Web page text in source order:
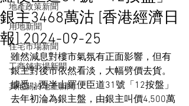
地產政策新聞
用地新聞
住宅市場新聞
工商舖市場新聞
其他關於地產新聞
銀主3468萬沽 [香港經濟日
報] 2024-09-25
雖然減息對樓市氣氛有正面影響，但有
銀主對後市依然看淡，大幅劈價去貨。
據悉，西半山羅便臣道31號「12按盤」
去年初淪為銀主盤，由銀主叫價4,500萬